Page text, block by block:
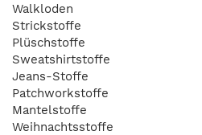
Walkloden
Strickstoffe
Plüschstoffe
Sweatshirtstoffe
Jeans-Stoffe
Patchworkstoffe
Mantelstoffe
Weihnachtsstoffe